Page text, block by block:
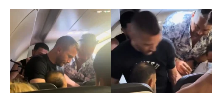
EMISIÓN 11:30 PM